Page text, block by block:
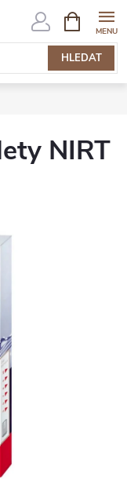
HLEDAT
NÁKUPNÍ
KOŠÍK
NIRT